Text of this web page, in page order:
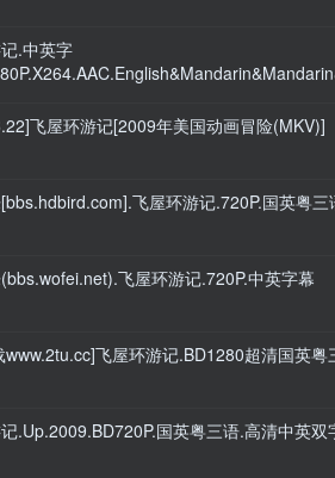
.中英字
飞屋环游记[2009年美国动画冒险(MKV)]
飞屋环游记.720P.国英粤三
飞屋环游记.720P.中英字幕
飞屋环游记.BD1280超清国英
.Up.2009.BD720P.国英粤三语.高清中英双